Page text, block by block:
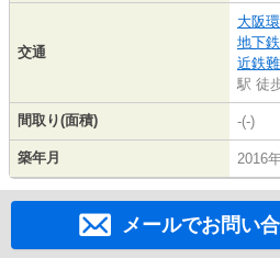
交通
大阪
地下
近鉄
駅 徒
間取り(面積) -(-)
築年月 2016
メールでお問い